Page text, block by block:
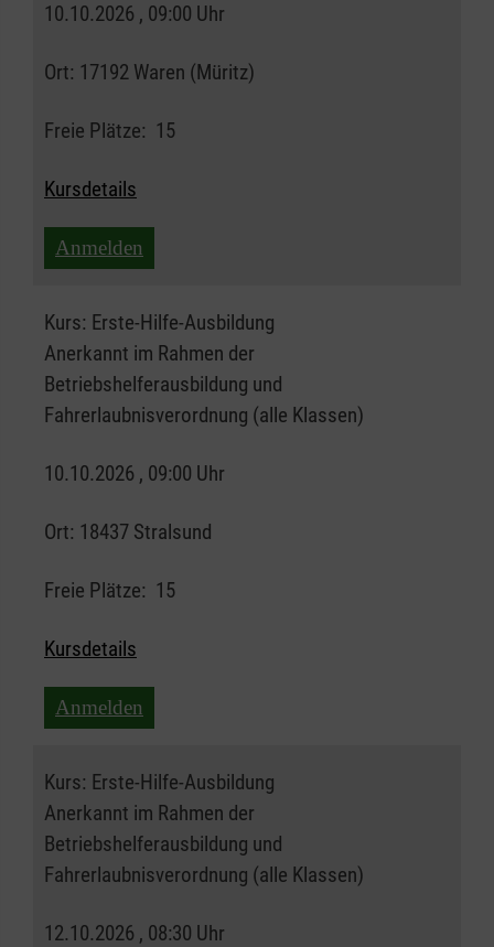
10.10.2026 , 09:00 Uhr
Ort: 17192 Waren (Müritz)
Freie Plätze: 15
Kursdetails
Anmelden
Kurs: Erste-Hilfe-Ausbildung
Anerkannt im Rahmen der
Betriebshelferausbildung und
Fahrerlaubnisverordnung (alle Klassen)
10.10.2026 , 09:00 Uhr
Ort: 18437 Stralsund
Freie Plätze: 15
Kursdetails
Anmelden
Kurs: Erste-Hilfe-Ausbildung
Anerkannt im Rahmen der
Betriebshelferausbildung und
Fahrerlaubnisverordnung (alle Klassen)
12.10.2026 , 08:30 Uhr